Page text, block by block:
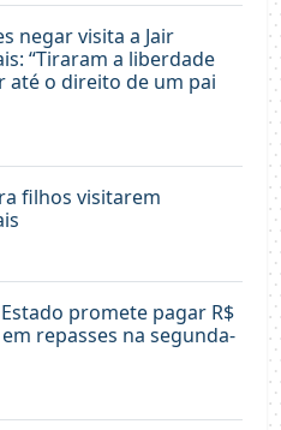
negar visita a Jair
“Tiraram a liberdade
até o direito de um pai
filhos visitarem
promete pagar R$
repasses na segunda-